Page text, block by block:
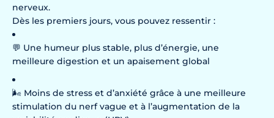
nerveux.
Dès les premiers jours, vous pouvez ressentir :
💬 Une humeur plus stable, plus d’énergie, une
meilleure digestion et un apaisement global
🌬️ Moins de stress et d’anxiété grâce à une meilleure
stimulation du nerf vague et à l’augmentation de la